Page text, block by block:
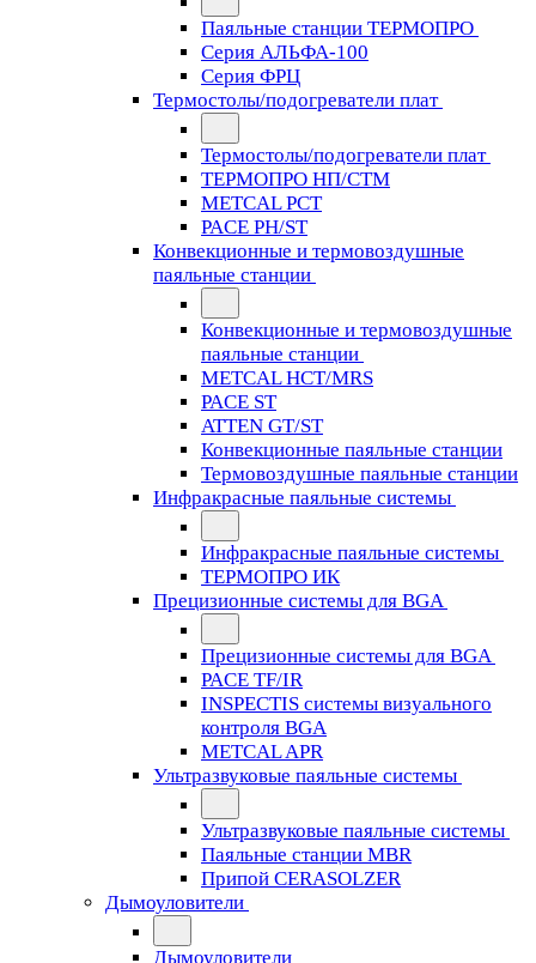
Паяльные станции ТЕРМОПРО
Серия АЛЬФА-100
Серия ФРЦ
Термостолы/подогреватели плат
Термостолы/подогреватели плат
ТЕРМОПРО НП/СТМ
METCAL PCT
PACE PH/ST
Конвекционные и термовоздушные
паяльные станции
Конвекционные и термовоздушные
паяльные станции
METCAL HCT/MRS
PACE ST
ATTEN GT/ST
Конвекционные паяльные станции
Термовоздушные паяльные станции
Инфракрасные паяльные системы
Инфракрасные паяльные системы
ТЕРМОПРО ИК
Прецизионные системы для BGA
Прецизионные системы для BGA
PACE TF/IR
INSPECTIS системы визуального
контроля BGA
METCAL APR
Ультразвуковые паяльные системы
Ультразвуковые паяльные системы
Паяльные станции MBR
Припой CERASOLZER
Дымоуловители
Дымоуловители